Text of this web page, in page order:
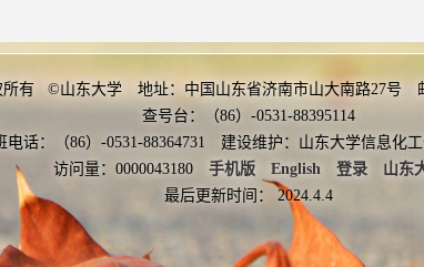
所有 ©山东大学 地址：中国山东省济南市山大南路27号
查号台：（86）-0531-88395114
电话：（86）-0531-88364731 建设维护：山东大学信息
访问量： 0000043180 手机版 English 登录
山东
最后更新时间： 2024.4.4